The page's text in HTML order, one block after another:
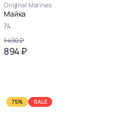
Original Marines
Майка
74
1 490 ₽
894 ₽
75% SALE